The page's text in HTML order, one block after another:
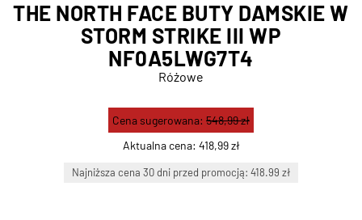
THE NORTH FACE BUTY DAMSKIE W
STORM STRIKE III WP
NF0A5LWG7T4
Różowe
Aktualna cena: 418,99 zł
Cena sugerowana: 548,99 zł
Najniższa cena 30 dni przed promocją: 418.99 zł